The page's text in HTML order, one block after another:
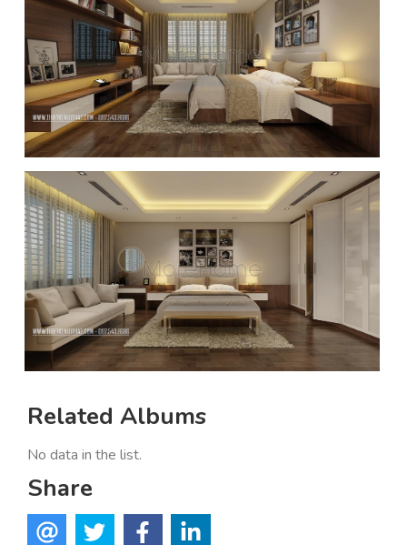
Related Albums
No data in the list.
Share